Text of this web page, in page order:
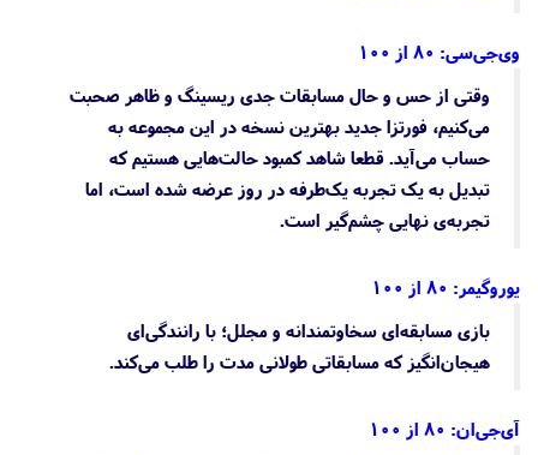
وی‌جی‌سی: ۸۰ از ۱۰۰
وقتی از حس و حال مسابقات جدی ریسینگ و ظاهر صحبت
می‌کنیم، فورتزا جدید بهترین نسخه در این مجموعه به
حساب می‌آید. قطعا شاهد کمبود حالت‌هایی هستیم که
تبدیل به یک تجربه یک‌طرفه در روز عرضه شده است، اما
تجربه‌ی نهایی چشم‌گیر است.
یوروگیمر: ۸۰ از ۱۰۰
بازی مسابقه‌ای سخاوتمندانه و مجلل؛ با رانندگی‌ای
هیجان‌انگیز که مسابقاتی طولانی مدت را طلب می‌کند.
آی‌جی‌ان: ۸۰ از ۱۰۰